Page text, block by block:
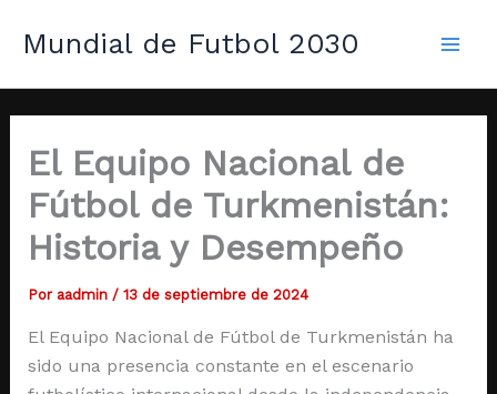
Mundial de Futbol 2030
El Equipo Nacional de
Fútbol de Turkmenistán:
Historia y Desempeño
Por aadmin / 13 de septiembre de 2024
El Equipo Nacional de Fútbol de Turkmenistán ha
sido una presencia constante en el escenario